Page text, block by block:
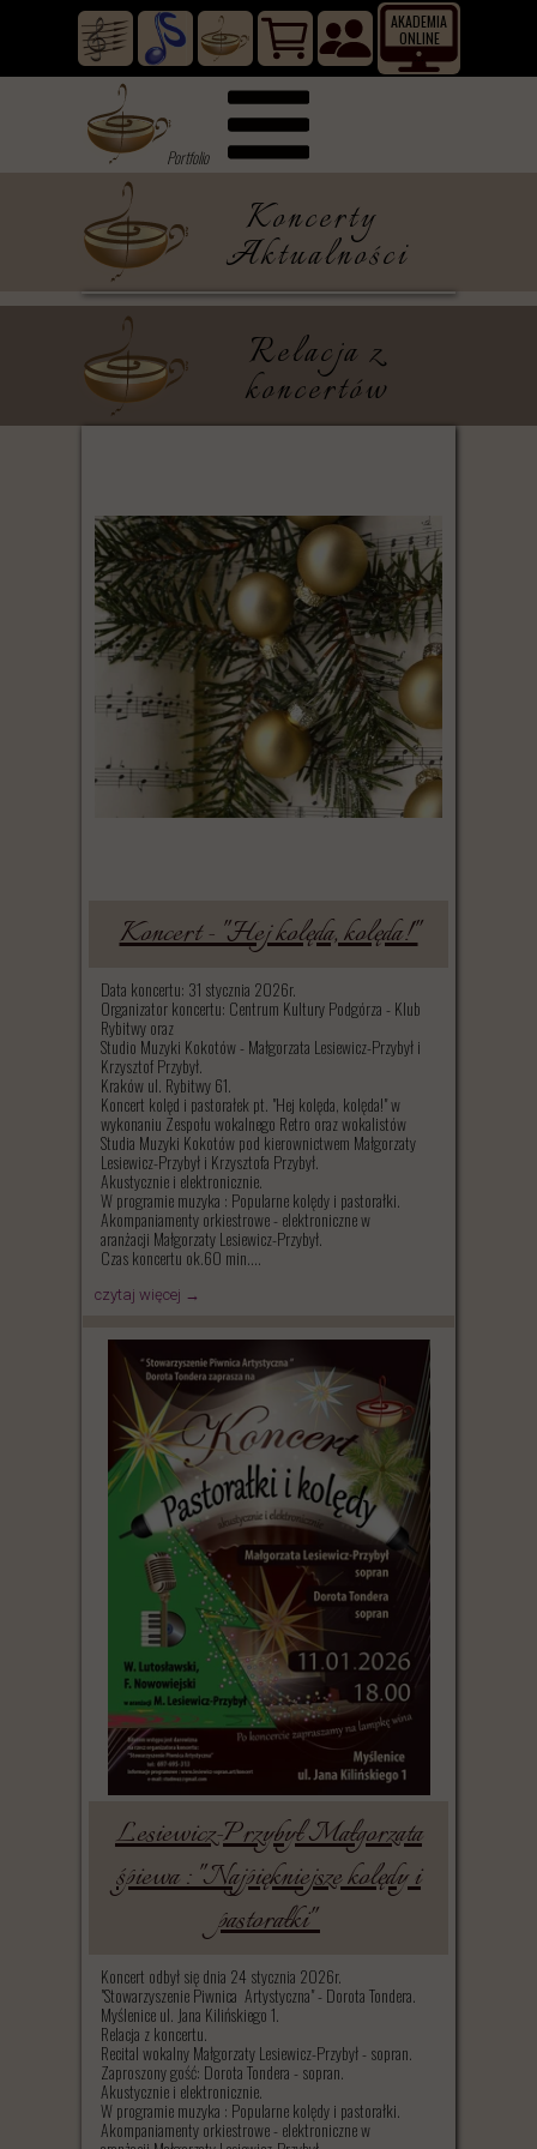
AKADEMIA
ONLINE
...
Portfolio
Koncerty
Aktualności
Koncert - "Hej kolęda, kolęda!"
Data koncertu: 31 stycznia 2026r.
Organizator koncertu: Centrum Kultury Podgórza - Klub
Rybitwy oraz
Studio Muzyki Kokotów - Małgorzata Lesiewicz-Przybył i
Krzysztof Przybył.
Kraków ul. Rybitwy 61.
Koncert kolęd i pastorałek pt. "Hej kolęda, kolęda!" w
wykonaniu Zespołu wokalnego Retro oraz wokalistów
Studia Muzyki Kokotów pod kierownictwem Małgorzaty
Lesiewicz-Przybył i Krzysztofa Przybył.
Akustycznie i elektronicznie.
W programie muzyka : Popularne kolędy i pastorałki.
Akompaniamenty orkiestrowe - elektroniczne w
aranżacji Małgorzaty Lesiewicz-Przybył.
Czas koncertu ok.60 min....
czytaj więcej →
Lesiewicz-Przybył Małgorzata
śpiewa : "Najpiękniejsze kolędy i
pastorałki"
Koncert odbył się dnia 24 stycznia 2026r.
"Stowarzyszenie Piwnica Artystyczna" - Dorota Tondera.
Myślenice ul. Jana Kilińskiego 1.
Relacja z koncertu.
Recital wokalny Małgorzaty Lesiewicz-Przybył - sopran.
Zaproszony gość: Dorota Tondera - sopran.
Akustycznie i elektronicznie.
W programie muzyka : Popularne kolędy i pastorałki.
Akompaniamenty orkiestrowe - elektroniczne w
Relacja z
koncertów